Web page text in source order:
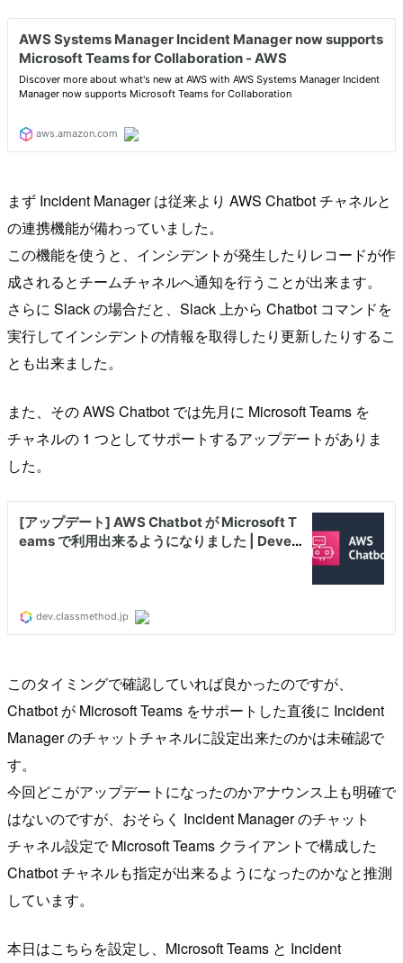
まず Incident Manager は従来より AWS Chatbot チャネルと
の連携機能が備わっていました。
この機能を使うと、インシデントが発生したりレコードが作
成されるとチームチャネルへ通知を行うことが出来ます。
さらに Slack の場合だと、Slack 上から Chatbot コマンドを
実行してインシデントの情報を取得したり更新したりするこ
とも出来ました。
また、その AWS Chatbot では先月に Microsoft Teams を
チャネルの 1 つとしてサポートするアップデートがありま
した。
このタイミングで確認していれば良かったのですが、
Chatbot が Microsoft Teams をサポートした直後に Incident
Manager のチャットチャネルに設定出来たのかは未確認で
す。
今回どこがアップデートになったのかアナウンス上も明確で
はないのですが、おそらく Incident Manager のチャット
チャネル設定で Microsoft Teams クライアントで構成した
Chatbot チャネルも指定が出来るようになったのかなと推測
しています。
本日はこちらを設定し、Microsoft Teams と Incident